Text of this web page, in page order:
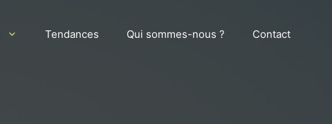
Tendances Qui sommes-nous ? Contact